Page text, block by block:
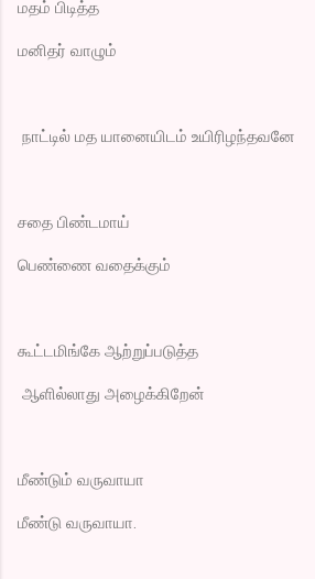
மதம் பிடித்த
மனிதர் வாழும்
நாட்டில் மத யானையிடம் உயிரிழந்தவனே
சதை பிண்டமாய்
பெண்ணை வதைக்கும்
கூட்டமிங்கே ஆற்றுப்படுத்த
ஆளில்லாது அழைக்கிறேன்
மீண்டும் வருவாயா
மீண்டு வருவாயா.